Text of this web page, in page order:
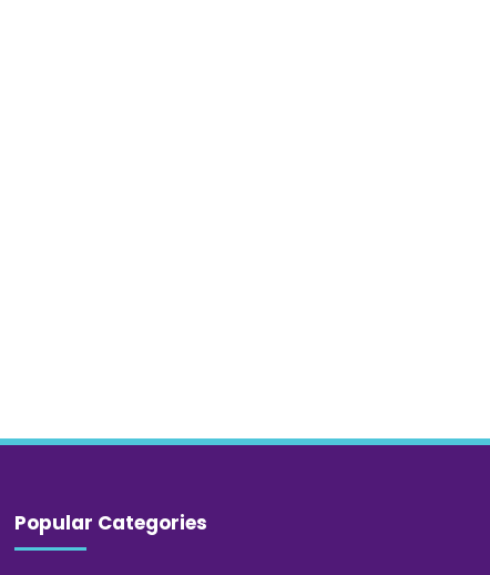
Popular Categories